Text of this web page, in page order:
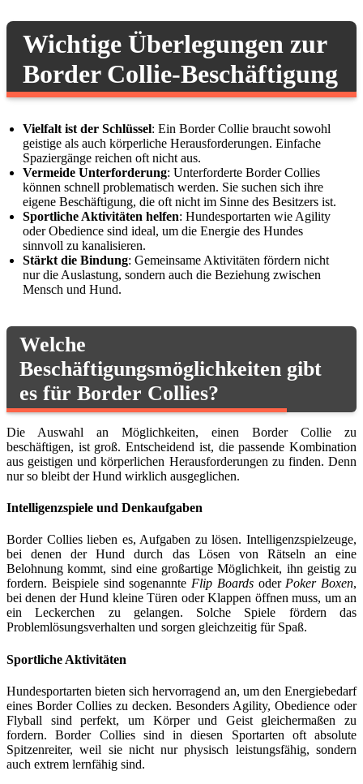
Wichtige Überlegungen zur
Border Collie-Beschäftigung
Vielfalt ist der Schlüssel: Ein Border Collie braucht sowohl
geistige als auch körperliche Herausforderungen. Einfache
Spaziergänge reichen oft nicht aus.
Vermeide Unterforderung: Unterforderte Border Collies
können schnell problematisch werden. Sie suchen sich ihre
eigene Beschäftigung, die oft nicht im Sinne des Besitzers ist.
Sportliche Aktivitäten helfen: Hundesportarten wie Agility
oder Obedience sind ideal, um die Energie des Hundes
sinnvoll zu kanalisieren.
Stärkt die Bindung: Gemeinsame Aktivitäten fördern nicht
nur die Auslastung, sondern auch die Beziehung zwischen
Mensch und Hund.
Welche
Beschäftigungsmöglichkeiten gibt
es für Border Collies?
Die Auswahl an Möglichkeiten, einen Border Collie zu
beschäftigen, ist groß. Entscheidend ist, die passende Kombination
aus geistigen und körperlichen Herausforderungen zu finden. Denn
nur so bleibt der Hund wirklich ausgeglichen.
Intelligenzspiele und Denkaufgaben
Border Collies lieben es, Aufgaben zu lösen. Intelligenzspielzeuge,
bei denen der Hund durch das Lösen von Rätseln an eine
Belohnung kommt, sind eine großartige Möglichkeit, ihn geistig zu
fordern. Beispiele sind sogenannte Flip BoardsoderPoker Boxen,
bei denen der Hund kleine Türen oder Klappen öffnen muss, um an
ein Leckerchen zu gelangen. Solche Spiele fördern das
Problemlösungsverhalten und sorgen gleichzeitig für Spaß.
Sportliche Aktivitäten
Hundesportarten bieten sich hervorragend an, um den Energiebedarf
eines Border Collies zu decken. Besonders Agility, Obedience oder
Flyball sind perfekt, um Körper und Geist gleichermaßen zu
fordern. Border Collies sind in diesen Sportarten oft absolute
Spitzenreiter, weil sie nicht nur physisch leistungsfähig, sondern
auch extrem lernfähig sind.